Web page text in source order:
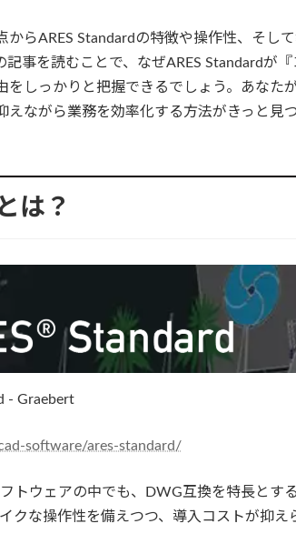
らARES Standardの特徴や操作性、そし
事を読むことで、なぜARES Standardが
をしっかりと把握できるでしょう。あなた
ながら業務を効率化する方法がきっと見つ
は？
- Graebert
software/ares-standard/
トウェアの中でも、DWG互換を特長とす
クな操作性を備えつつ、導入コストが抑え